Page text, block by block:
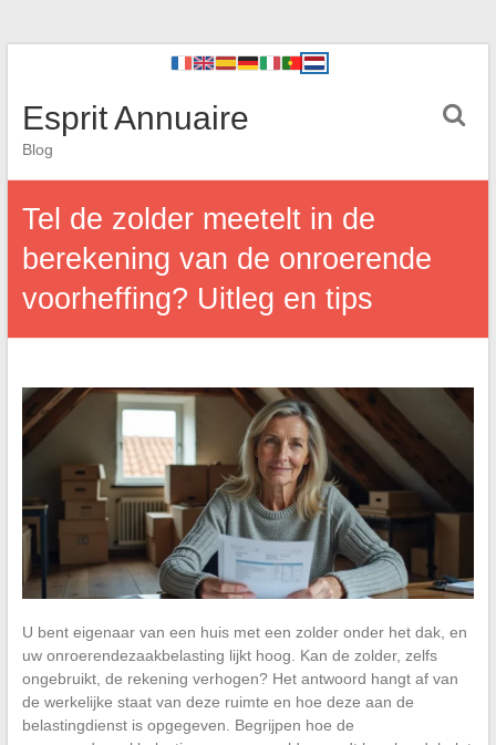
Esprit Annuaire
Blog
Tel de zolder meetelt in de
berekening van de onroerende
voorheffing? Uitleg en tips
U bent eigenaar van een huis met een zolder onder het dak, en
uw onroerendezaakbelasting lijkt hoog. Kan de zolder, zelfs
ongebruikt, de rekening verhogen? Het antwoord hangt af van
de werkelijke staat van deze ruimte en hoe deze aan de
belastingdienst is opgegeven. Begrijpen hoe de